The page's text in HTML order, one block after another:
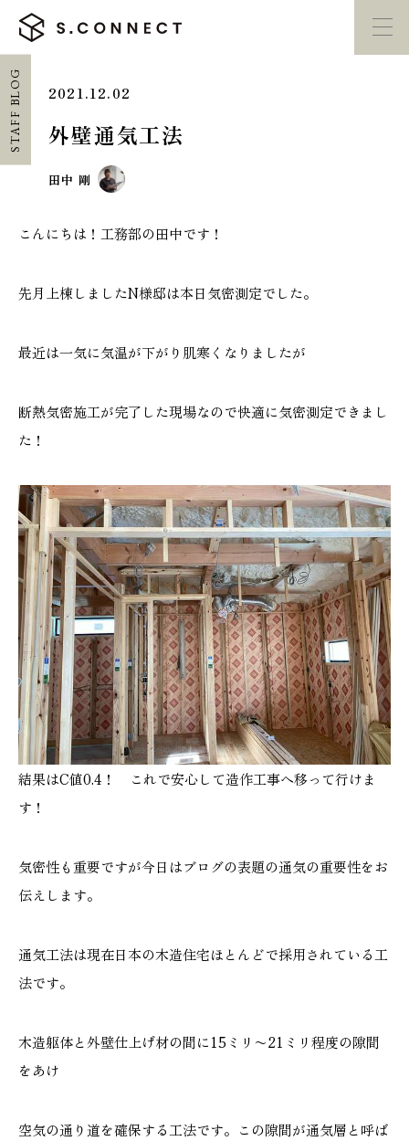
HOME
エスコネについて
CASE
GALLERY
施工ギャラリー
STAFF BLOG
スタッフブログ
COMPANY
会社情報
ACCESS MAP
アクセスマップ
プライバシーポリシー
家づくり勉強会
053-488-5127 053-430-5123
STAFF BLOG 2021.12.02
外壁通気工法
田中 剛
こんにちは！工務部の田中です！
先月上棟しましたN様邸は本日気密測定でした。
最近は一気に気温が下がり肌寒くなりましたが
断熱気密施工が完了した現場なので快適に気密測定できまし
た！
結果はC値0.4！ これで安心して造作工事へ移って行けま
す！
気密性も重要ですが今日はブログの表題の通気の重要性をお
伝えします。
通気工法は現在日本の木造住宅ほとんどで採用されている工
法です。
木造躯体と外壁仕上げ材の間に15ミリ〜21ミリ程度の隙間
をあけ
空気の通り道を確保する工法です。この隙間が通気層と呼ば